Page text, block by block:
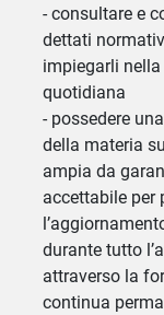
- consultare e
dettati
impiegarli
quotidiana
- possedere
della materia
ampia da
accettabile per
durante tutto
attraverso la
continua